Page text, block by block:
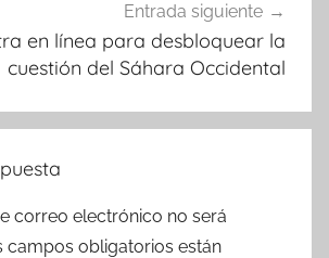
Entrada siguiente
en línea para desbloquear la
cuestión del Sáhara Occidental
correo electrónico no será
campos obligatorios están